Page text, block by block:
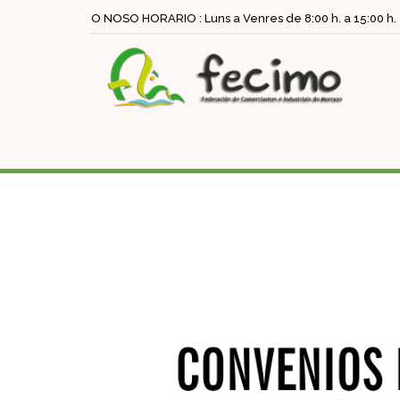
O NOSO HORARIO : Luns a Venres de 8:00 h. a 15:00 h.